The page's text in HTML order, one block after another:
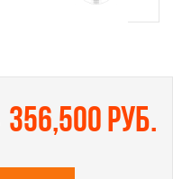
356,500 руб.